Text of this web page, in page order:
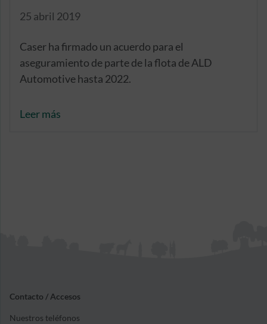
25 abril 2019
Caser ha firmado un acuerdo para el
aseguramiento de parte de la flota de ALD
Automotive hasta 2022.
Leer más
Contacto / Accesos
Nuestros teléfonos